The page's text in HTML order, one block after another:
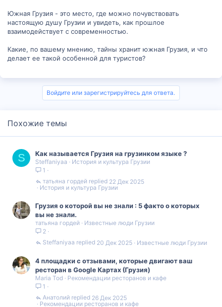
Южная Грузия - это место, где можно почувствовать
настоящую душу Грузии и увидеть, как прошлое
взаимодействует с современностью.
Какие, по вашему мнению, тайны хранит южная Грузия, и что
делает ее такой особенной для туристов?
Войдите или зарегистрируйтесь для ответа.
Похожие темы
S Как называется Грузия на грузинком языке ?
Steffaniyaa
История и культура Грузии
1
История и культура Грузии
22 Дек 2025
татьяна гордей
Грузия о которой вы не знали : 5 факто о которых
вы не знали.
татьяна гордей
Известные люди Грузии
2
Известные люди Грузии
20 Дек 2025
Steffaniyaa
4 площадки с отзывами, которые двигают ваш
ресторан в Google Картах (Грузия)
Maria Tod
Рекомендации ресторанов и кафе
1
Рекомендации ресторанов и кафе
26 Дек 2025
Анатолий